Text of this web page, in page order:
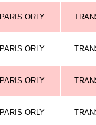
PARIS ORLY
PARIS ORLY
PARIS ORLY
PARIS ORLY